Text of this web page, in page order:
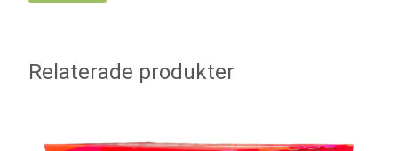
Relaterade produkter